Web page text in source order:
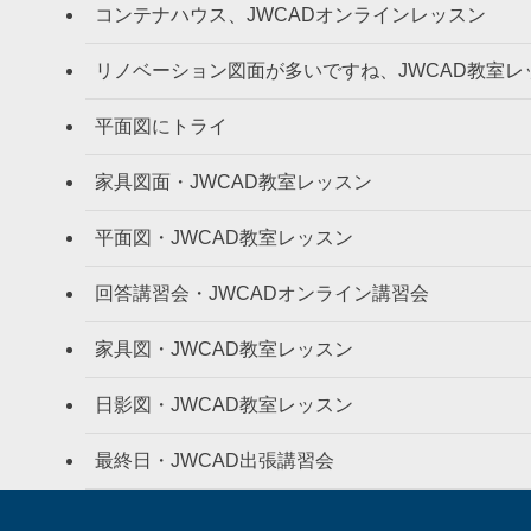
コンテナハウス、JWCADオンラインレッスン
リノベーション図面が多いですね、JWCAD教室レ
平面図にトライ
家具図面・JWCAD教室レッスン
平面図・JWCAD教室レッスン
回答講習会・JWCADオンライン講習会
家具図・JWCAD教室レッスン
日影図・JWCAD教室レッスン
最終日・JWCAD出張講習会